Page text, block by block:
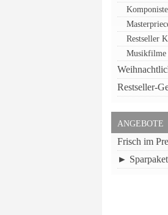
Restseller
Restseller-
ANGEBOTE
Frisch im
►